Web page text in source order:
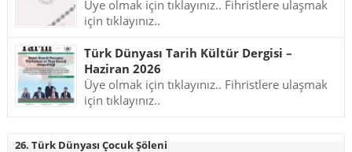
Üye olmak için tıklayınız.. Fihristlere ulaşmak
için tıklayınız..
Türk Dünyası Tarih Kültür Dergisi –
Haziran 2026
Üye olmak için tıklayınız.. Fihristlere ulaşmak
için tıklayınız..
26. Türk Dünyası Çocuk Şöleni